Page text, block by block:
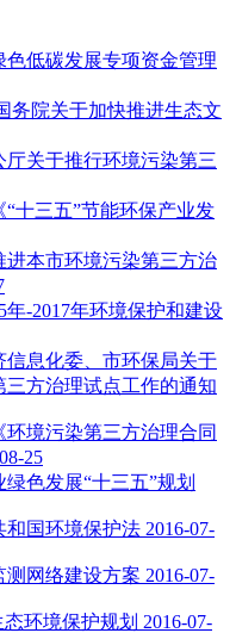
色低碳发展专项资金管理
务院关于加快推进生态文
厅关于推行环境污染第三
“十三五”节能环保产业发
进本市环境污染第三方治
年-2017年环境保护和建设
信息化委、市环保局关于
方治理试点工作的通知
环境污染第三方治理合同
25
色发展“十三五”规划
和国环境保护法 2016-07-
测网络建设方案 2016-07-
态环境保护规划 2016-07-